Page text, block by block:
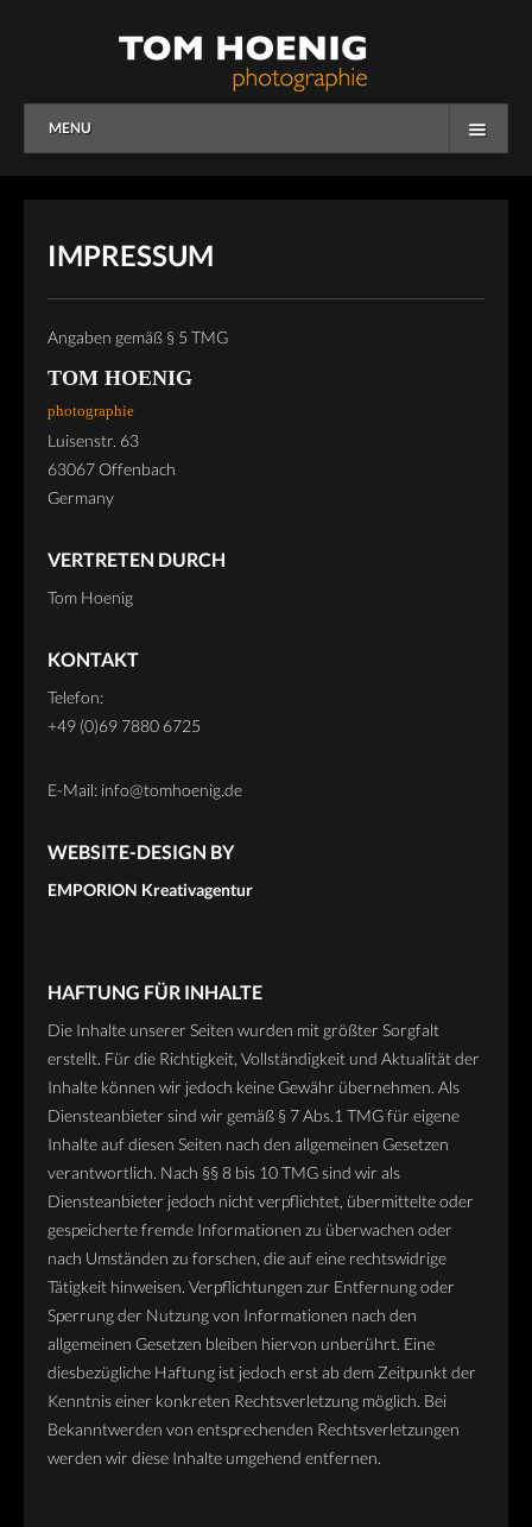
MENU
HOME
OVERVIEW
OVERVIEW
BUSINESS
EDITORIAL
PERSONAL
OVERVIEW
ART
MISC
DEEP SOUTH
BLOG
CONTACT
IMPRESSUM
Angaben gemäß § 5 TMG
TOM HOENIG
photographie
Luisenstr. 63
63067 Offenbach
Germany
VERTRETEN DURCH
Tom Hoenig
KONTAKT
Telefon:
+49 (0)69 7880 6725
E-Mail: info@tomhoenig.de
WEBSITE-DESIGN BY
EMPORION Kreativagentur
HAFTUNG FÜR INHALTE
Die Inhalte unserer Seiten wurden mit größter Sorgfalt
erstellt. Für die Richtigkeit, Vollständigkeit und Aktualität der
Inhalte können wir jedoch keine Gewähr übernehmen. Als
Diensteanbieter sind wir gemäß § 7 Abs.1 TMG für eigene
Inhalte auf diesen Seiten nach den allgemeinen Gesetzen
verantwortlich. Nach §§ 8 bis 10 TMG sind wir als
Diensteanbieter jedoch nicht verpflichtet, übermittelte oder
gespeicherte fremde Informationen zu überwachen oder
nach Umständen zu forschen, die auf eine rechtswidrige
Tätigkeit hinweisen. Verpflichtungen zur Entfernung oder
Sperrung der Nutzung von Informationen nach den
allgemeinen Gesetzen bleiben hiervon unberührt. Eine
diesbezügliche Haftung ist jedoch erst ab dem Zeitpunkt der
Kenntnis einer konkreten Rechtsverletzung möglich. Bei
Bekanntwerden von entsprechenden Rechtsverletzungen
werden wir diese Inhalte umgehend entfernen.